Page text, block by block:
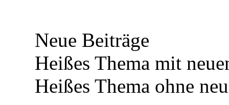
Neue Beiträge
Heißes Thema mit
Heißes Thema ohne